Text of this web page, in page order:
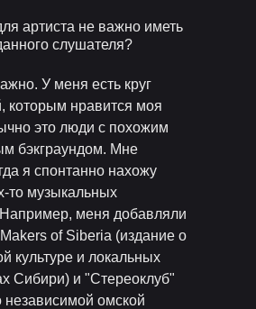
артиста не важно иметь
слушателя?
У меня есть круг
которым нравится моя
это люди с похожим
бэкграундом. Мне
я спонтанно нахожу
то музыкальных
меня добавляли
of Siberia (издание о
культуре и локальных
Сибири) и "Стереоклуб"
независимой омской